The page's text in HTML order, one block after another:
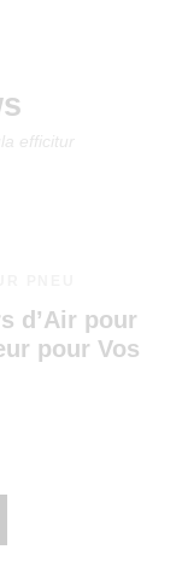
efficitur
d’Air pour
pour Vos